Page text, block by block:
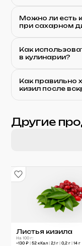
Можно ли есть
при сахарном
Как
в кулинарии?
Как правильно
кизил после
Другие
Листья кизила
На 100 г:
~130 ₽| 52 кКал| 2,1 г| 0,2 г| 14 г